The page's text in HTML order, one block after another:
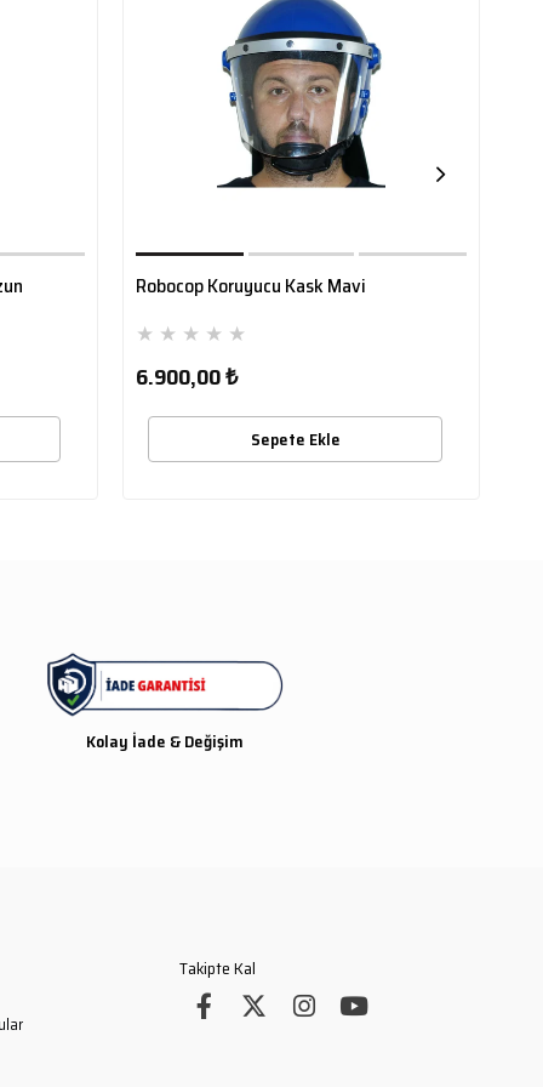
Robocop Koruyucu Kask Mavi
★ ★ ★ ★ ★
6.900,00 ₺
Sepete Ekle
Kolay İade & Değişim
Takipte Kal